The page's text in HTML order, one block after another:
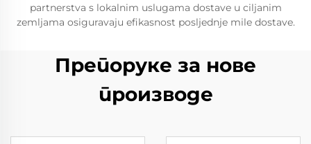
partnerstva s lokalnim uslugama dostave u ciljanim
zemljama osiguravaju efikasnost posljednje mile dostave.
Препоруке за нове
производе